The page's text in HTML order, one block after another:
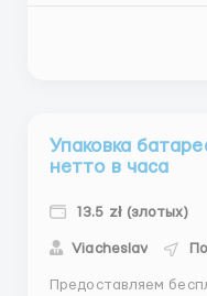
Упаковка
нетто в часа
13.5 zł (злотых)
Viacheslav
Предоставляем